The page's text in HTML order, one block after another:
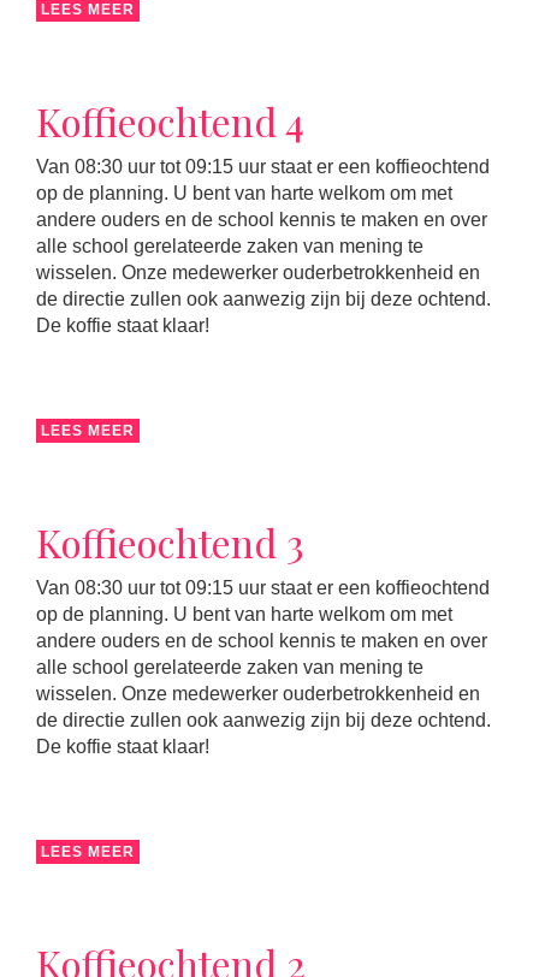
LEES MEER
Koffieochtend 4
Van 08:30 uur tot 09:15 uur staat er een koffieochtend
op de planning. U bent van harte welkom om met
andere ouders en de school kennis te maken en over
alle school gerelateerde zaken van mening te
wisselen. Onze medewerker ouderbetrokkenheid en
de directie zullen ook aanwezig zijn bij deze ochtend.
De koffie staat klaar!
LEES MEER
Koffieochtend 3
Van 08:30 uur tot 09:15 uur staat er een koffieochtend
op de planning. U bent van harte welkom om met
andere ouders en de school kennis te maken en over
alle school gerelateerde zaken van mening te
wisselen. Onze medewerker ouderbetrokkenheid en
de directie zullen ook aanwezig zijn bij deze ochtend.
De koffie staat klaar!
LEES MEER
Koffieochtend 2